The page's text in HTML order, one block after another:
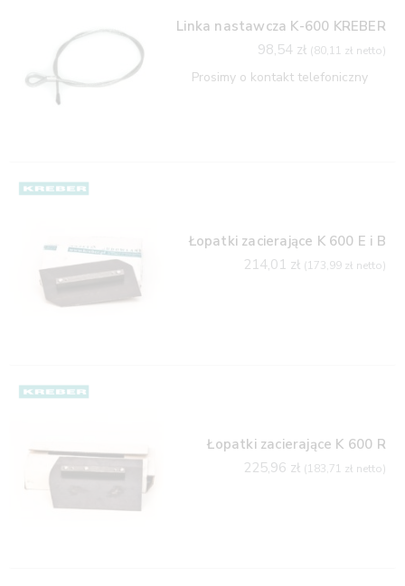
Linka nastawcza K-600 KREBER
98,54 zł (80,11 zł netto)
Prosimy o kontakt telefoniczny
Łopatki zacierające K 600 E i B
214,01 zł (173,99 zł netto)
Łopatki zacierające K 600 R
225,96 zł (183,71 zł netto)